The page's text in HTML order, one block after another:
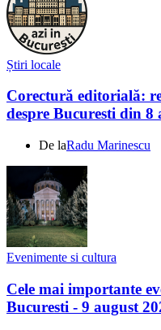
Știri locale
Corectură editorială:
despre Bucuresti din 8
De laRadu Marinescu
Evenimente si cultura
Cele mai importante
Bucuresti - 9 august